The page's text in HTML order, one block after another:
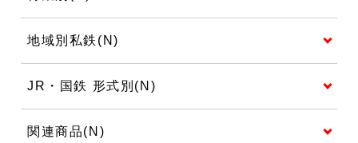
地域別私鉄(N)
JR・国鉄 形式別(N)
関連商品(N)